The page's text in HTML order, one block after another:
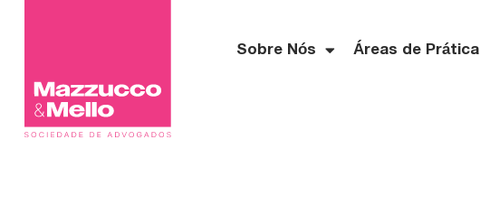
Sobre Nós Áreas de Prática